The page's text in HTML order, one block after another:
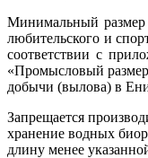
Минимальный размер
любительского и
соответствии с
«Промысловый
добычи (вылова) в
Запрещается
хранение водных
длину менее